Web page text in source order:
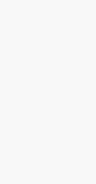
蟑螂”的印
抗争将教